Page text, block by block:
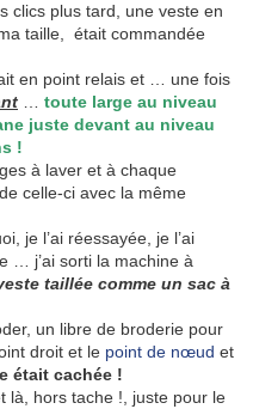
clics plus tard, une veste en
taille, était commandée
en point relais et … une fois
toute large au niveau
juste devant au niveau
!
à laver et à chaque
celle-ci avec la même
je l’ai réessayée, je l’ai
… j’ai sorti la machine à
taillée comme un sac à
un libre de broderie pour
droit et le point de nœud et
était cachée !
là, hors tache !, juste pour le